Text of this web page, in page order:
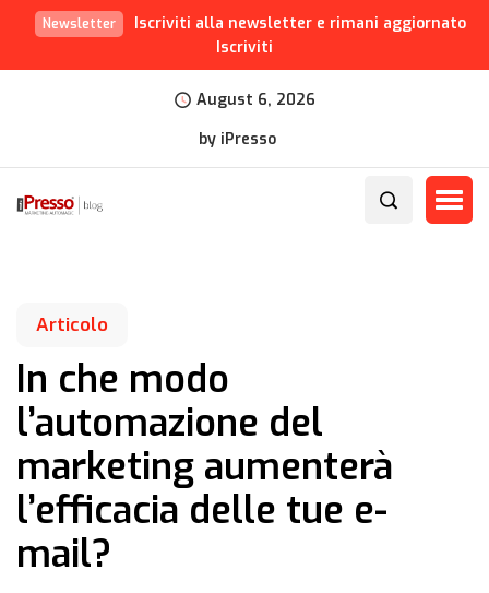
Newsletter
Iscriviti alla newsletter e rimani aggiornato
Iscriviti
August 6, 2026
by iPresso
Articolo
In che modo
l’automazione del
marketing aumenterà
l’efficacia delle tue e-
mail?